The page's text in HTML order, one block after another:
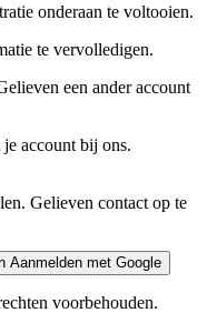
onderaan te voltooien.
te vervolledigen.
een ander account
account bij ons.
Gelieven contact op te
Aanmelden met Google
voorbehouden.